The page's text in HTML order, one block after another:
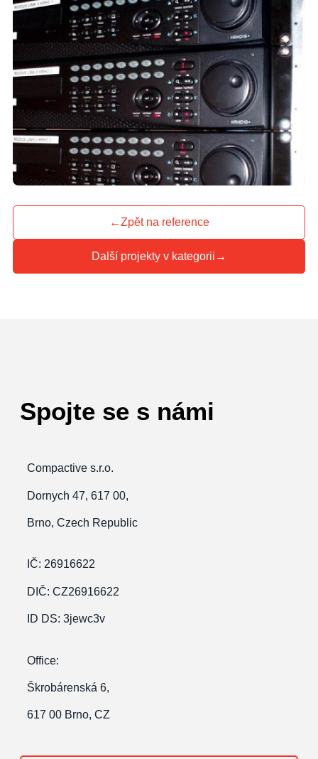
←Zpět na reference
Další projekty v kategorii →
Spojte se s námi
Compactive s.r.o.
Dornych 47, 617 00,
Brno, Czech Republic
IČ: 26916622
DIČ: CZ26916622
ID DS: 3jewc3v
Office:
Škrobárenská 6,
617 00 Brno, CZ